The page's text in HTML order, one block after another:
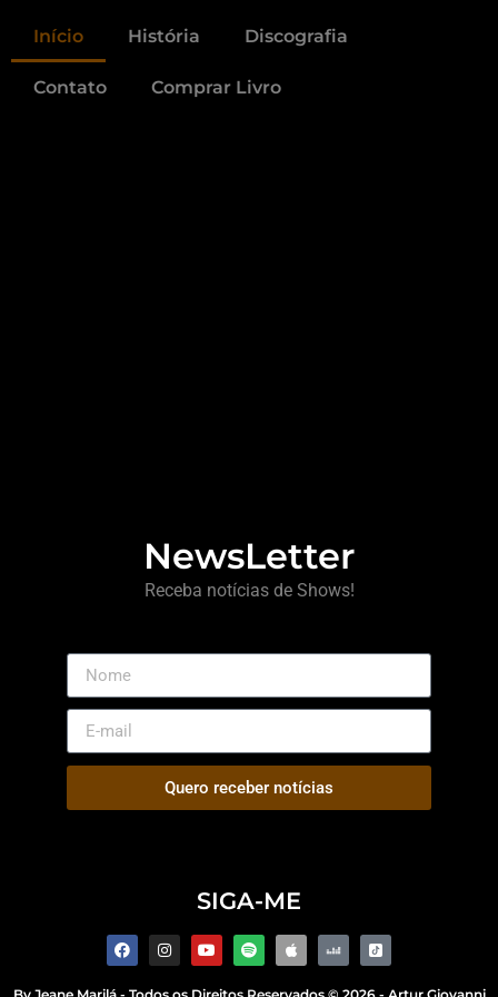
Início História Discografia
Contato Comprar Livro
NewsLetter
Receba notícias de Shows!
Quero receber notícias
SIGA-ME